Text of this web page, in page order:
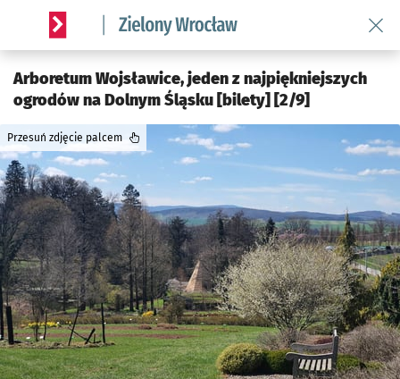
Serwis informacyjny wroclaw.pl podserwis: Środowisko we
Arboretum Wojsławice, jeden z najpiękniejszych
ogrodów na Dolnym Śląsku [bilety] [2/9]
Przesuń zdjęcie palcem